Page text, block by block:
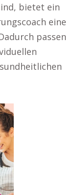
bietet ein
eine
passen